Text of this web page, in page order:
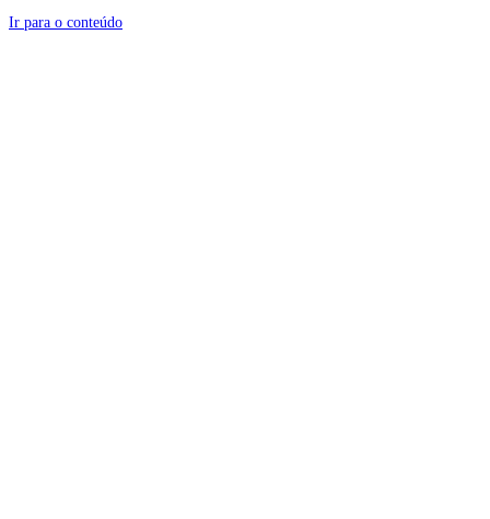
Ir para o conteúdo